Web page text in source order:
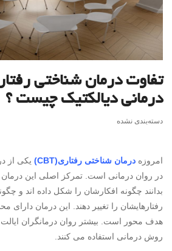
تفاوت درمان شناختی
درمانی دیالکتیک چیست ؟
دسته‌بندی نشده
امروزه درمان شناختی رفتاری(CBT)
یکی از
در روان درمانی است. تمرکز اصلی این درمان
بدانند چگونه افکارشان را شکل داده اند و
رفتارهایشان را تغییر دهند. این درمان
هدف محور است. بیشتر روان درمانگران ایالت
روش درمانی استفاده می کنند.